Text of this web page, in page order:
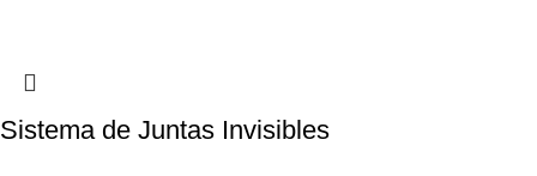
Sistema de Juntas Invisibles